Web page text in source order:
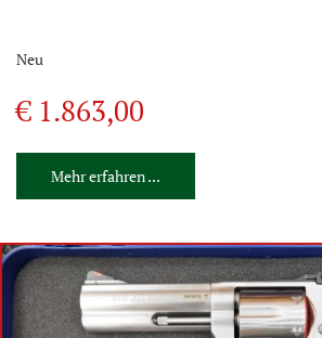
Neu
€ 1.863,00
Mehr erfahren ...